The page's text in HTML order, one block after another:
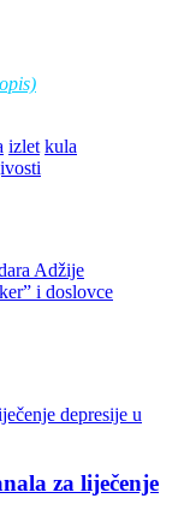
izlet kula
Adžije
i doslovce
za liječenje